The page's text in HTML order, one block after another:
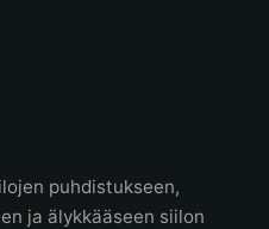
puhdistukseen,
ja älykkääseen siilon